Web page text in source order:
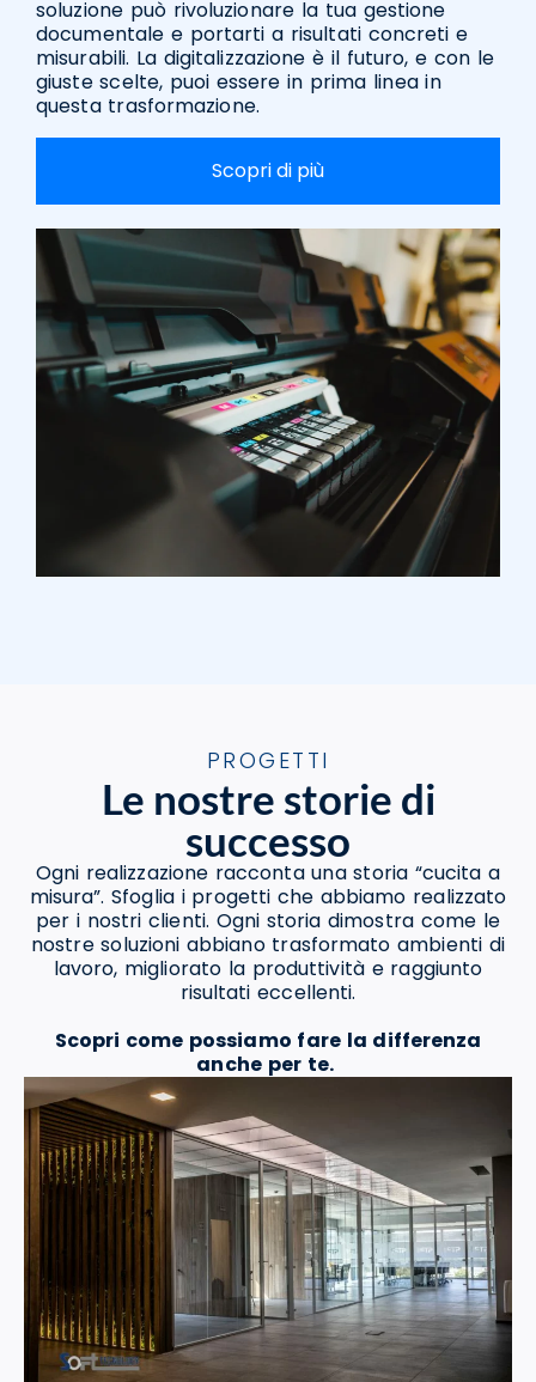
soluzione può rivoluzionare la tua gestione
documentale e portarti a risultati concreti e
misurabili. La digitalizzazione è il futuro, e con le
giuste scelte, puoi essere in prima linea in
questa trasformazione.
Scopri di più
PROGETTI
Le nostre storie di
successo
Ogni realizzazione racconta una storia “cucita a
misura”. Sfoglia i progetti che abbiamo realizzato
per i nostri clienti. Ogni storia dimostra come le
nostre soluzioni abbiano trasformato ambienti di
lavoro, migliorato la produttività e raggiunto
risultati eccellenti.
Scopri come possiamo fare la differenza
anche per te.